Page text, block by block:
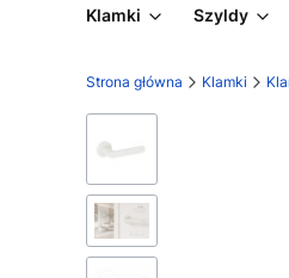
Klamki Szyldy
Strona główna Klamki